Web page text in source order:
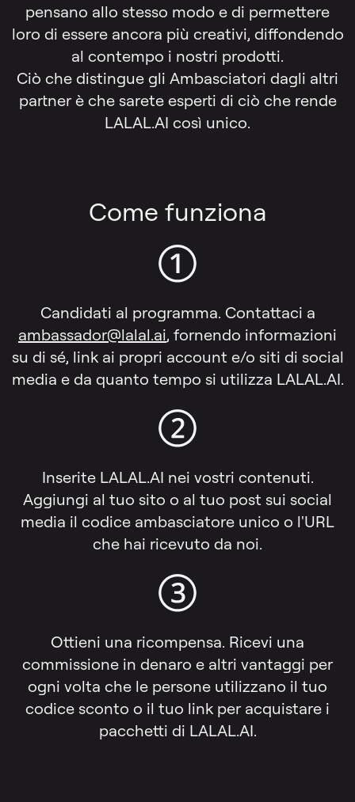
pensano allo stesso modo e di permettere
loro di essere ancora più creativi, diffondendo
al contempo i nostri prodotti.
Ciò che distingue gli Ambasciatori dagli altri
partner è che sarete esperti di ciò che rende
LALAL.AI così unico.
Come funziona
Candidati al programma. Contattaci a
ambassador@lalal.ai, fornendo informazioni
su di sé, link ai propri account e/o siti di social
media e da quanto tempo si utilizza LALAL.AI.
Inserite LALAL.AI nei vostri contenuti.
Aggiungi al tuo sito o al tuo post sui social
media il codice ambasciatore unico o l'URL
che hai ricevuto da noi.
Ottieni una ricompensa. Ricevi una
commissione in denaro e altri vantaggi per
ogni volta che le persone utilizzano il tuo
codice sconto o il tuo link per acquistare i
pacchetti di LALAL.AI.